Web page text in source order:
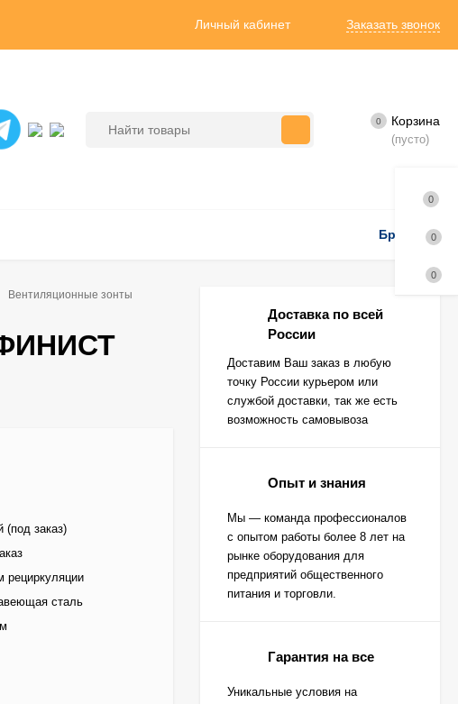
Личный кабинет Заказать звонок
0 Корзина
(пусто)
Бренды
Вентиляционные зонты
(под заказ)
рециркуляции
сталь
Доставка по всей
России
Доставим Ваш заказ в любую
точку России курьером или
службой доставки, так же есть
возможность самовывоза
Опыт и знания
Мы — команда профессионалов
с опытом работы более 8 лет на
рынке оборудования для
предприятий общественного
питания и торговли.
Гарантия на все
Уникальные условия на
0
0
0